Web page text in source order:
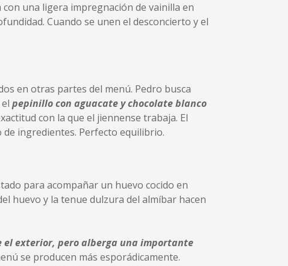
una ligera impregnación de vainilla en
Cuando se unen el desconcierto y el
en otras partes del menú. Pedro busca
pepinillo con aguacate y chocolate blanco
con la que el jiennense trabaja. El
ingredientes. Perfecto equilibrio.
para acompañar un huevo cocido en
huevo y la tenue dulzura del almíbar hacen
el exterior, pero alberga una importante
se producen más esporádicamente.